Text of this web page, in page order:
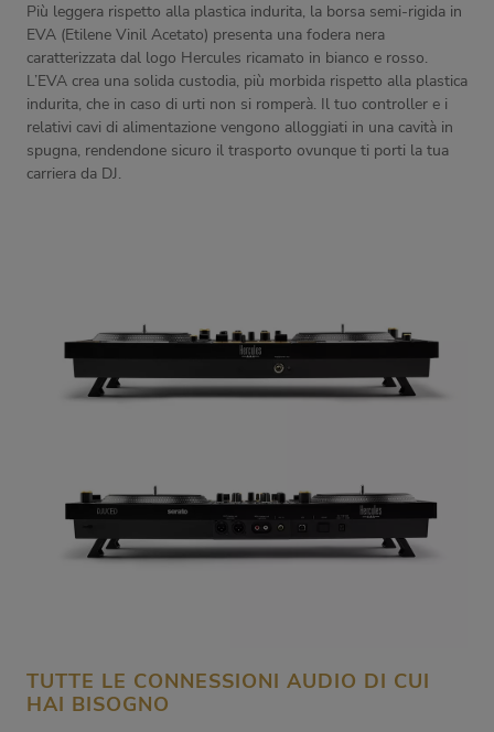
Più leggera rispetto alla plastica indurita, la borsa semi-rigida in
EVA (Etilene Vinil Acetato) presenta una fodera nera
caratterizzata dal logo Hercules ricamato in bianco e rosso.
L’EVA crea una solida custodia, più morbida rispetto alla plastica
indurita, che in caso di urti non si romperà. Il tuo controller e i
relativi cavi di alimentazione vengono alloggiati in una cavità in
spugna, rendendone sicuro il trasporto ovunque ti porti la tua
carriera da DJ.
TUTTE LE CONNESSIONI AUDIO DI CUI
HAI BISOGNO